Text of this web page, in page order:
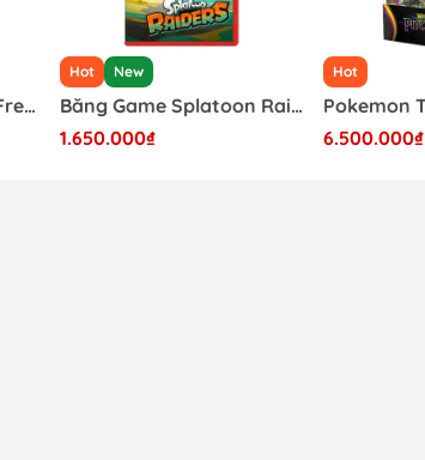
GUNDAM Card Game: Freedom Ascension GD-05 Japanese Booster Box
Hot New
Băng Game Splatoon Raiders Nintendo Switch 2
1.650.000₫
Hot
6.500.000₫